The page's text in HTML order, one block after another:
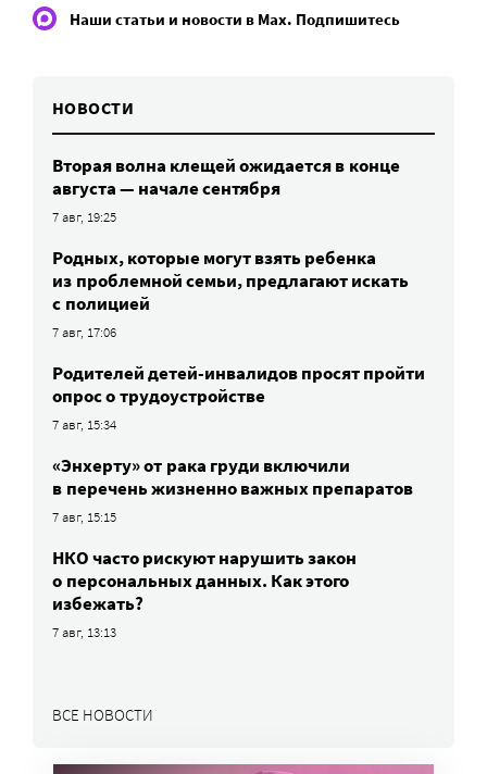
Наши статьи и новости в Max. Подпишитесь
НОВОСТИ
Вторая волна клещей ожидается в конце
августа — начале сентября
7 авг, 19:25
Родных, которые могут взять ребенка
из проблемной семьи, предлагают искать
с полицией
7 авг, 17:06
Родителей детей-инвалидов просят пройти
опрос о трудоустройстве
7 авг, 15:34
«Энхерту» от рака груди включили
в перечень жизненно важных препаратов
7 авг, 15:15
НКО часто рискуют нарушить закон
о персональных данных. Как этого
избежать?
7 авг, 13:13
ВСЕ НОВОСТИ